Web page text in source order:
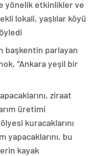
yönelik etkinlikler ve
lokali, yaşlılar köyü
başkentin parlayan
“Ankara yeşil bir
ziraat
üretimi
kuracaklarını
yapacaklarını, bu
kayak